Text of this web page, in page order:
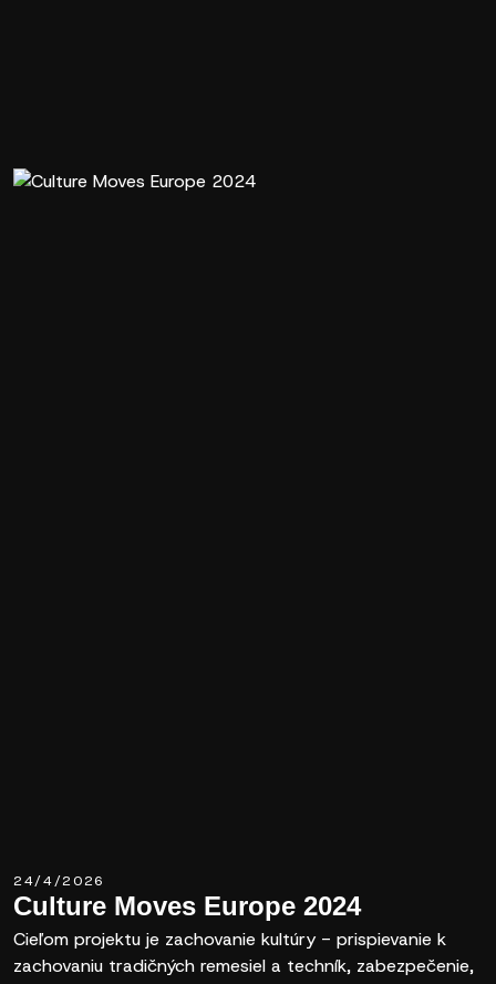
24/4/2026
Culture Moves Europe 2024
Cieľom projektu je zachovanie kultúry - prispievanie k
zachovaniu tradičných remesiel a techník, zabezpečenie,